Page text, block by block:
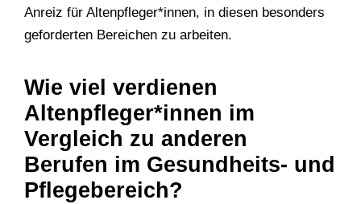
Anreiz für Altenpfleger*innen, in diesen besonders
geforderten Bereichen zu arbeiten.
Wie viel verdienen
Altenpfleger*innen im
Vergleich zu anderen
Berufen im Gesundheits- und
Pflegebereich?